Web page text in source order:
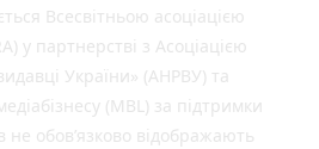
Всесвітньою асоціацією
у партнерстві з Асоціацією
України» (АНРВУ) та
(MBL) за підтримки
не обов’язково відображають